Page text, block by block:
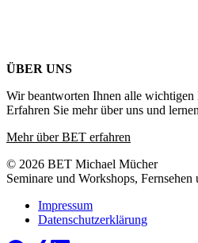
ÜBER UNS
Wir beantworten Ihnen alle
Erfahren Sie mehr über uns und
Mehr über BET erfahren
© 2026 BET Michael Mücher
Seminare und Workshops, Fernsehen
Impressum
Datenschutzerklärung